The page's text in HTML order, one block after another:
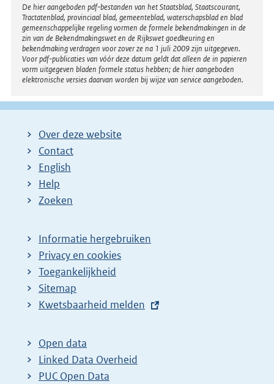
Disclaimer
De hier aangeboden pdf-bestanden van het Staatsblad, Staatscourant,
Tractatenblad, provinciaal blad, gemeenteblad, waterschapsblad en blad
gemeenschappelijke regeling vormen de formele bekendmakingen in de
zin van de Bekendmakingswet en de Rijkswet goedkeuring en
bekendmaking verdragen voor zover ze na 1 juli 2009 zijn uitgegeven.
Voor pdf-publicaties van vóór deze datum geldt dat alleen de in papieren
vorm uitgegeven bladen formele status hebben; de hier aangeboden
elektronische versies daarvan worden bij wijze van service aangeboden.
Over deze website
Contact
English
Help
Zoeken
Informatie hergebruiken
Privacy en cookies
Toegankelijkheid
Sitemap
E
t
e
r
Kwetsbaarheid melden
Open data
Linked Data Overheid
PUC Open Data